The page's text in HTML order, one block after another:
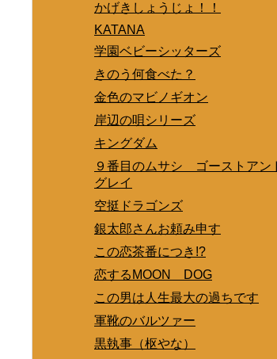
かげきしょうじょ！！
KATANA
学園ベビーシッターズ
きのう何食べた？
金色のマビノギオン
岸辺の唄シリーズ
キングダム
９番目のムサシ ゴーストアン
グレイ
空挺ドラゴンズ
銀太郎さんお頼み申す
この恋茶番につき!?
恋するMOON DOG
この男は人生最大の過ちです
軍靴のバルツァー
黒執事（枢やな）